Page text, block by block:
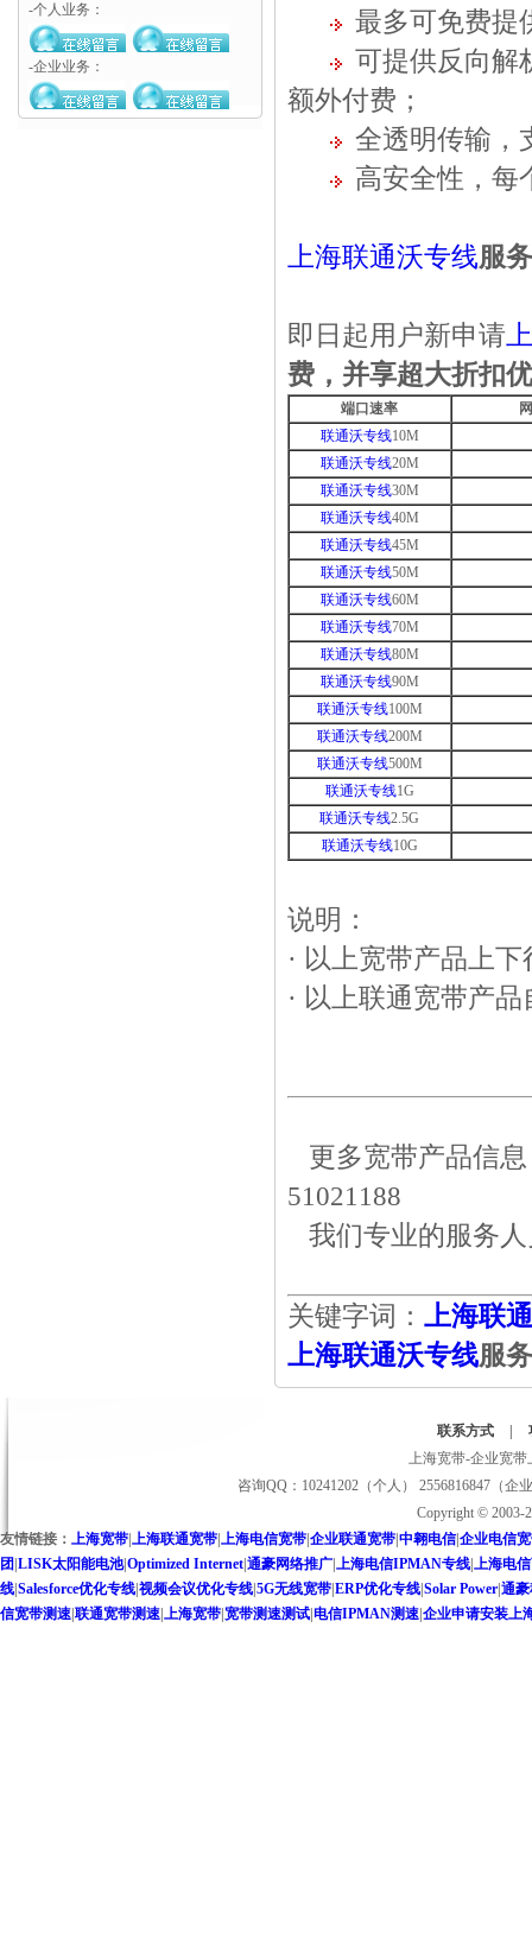
-个人业务：
-企业业务：
最多可免费提
可提供反向解
额外付费；
全透明传输，
高安全性，每
上海联通沃专线服
即日起用户新申请
费，并享超大折扣
端口速率
联通沃专线10M
联通沃专线20M
联通沃专线30M
联通沃专线40M
联通沃专线45M
联通沃专线50M
联通沃专线60M
联通沃专线70M
联通沃专线80M
联通沃专线90M
联通沃专线100M
联通沃专线200M
联通沃专线500M
联通沃专线1G
联通沃专线2.5G
联通沃专线10G
说明：
· 以上宽带产品上
· 以上联通宽带产
更多宽带产品信
51021188
我们专业的服务
关键字词： 上海联
上海联通沃专线服
联系方式
上海宽带-企业宽带
咨询QQ：10241202（个人） 2556816847（企
Copyright © 2003-
友情链接： 上海宽带 上海联通宽带 上海电信宽带 企业联通宽带 中翱电信|企业电信
团 LISK太阳能电池|Optimized Internet 通豪网络推广 上海电信IPMAN专线 上海电
线 Salesforce优化专线 视频会议优化专线 5G无线宽带 ERP优化专线 Solar Power 通
信宽带测速 联通宽带测速 上海宽带 宽带测速测试 电信IPMAN测速 企业申请安装上